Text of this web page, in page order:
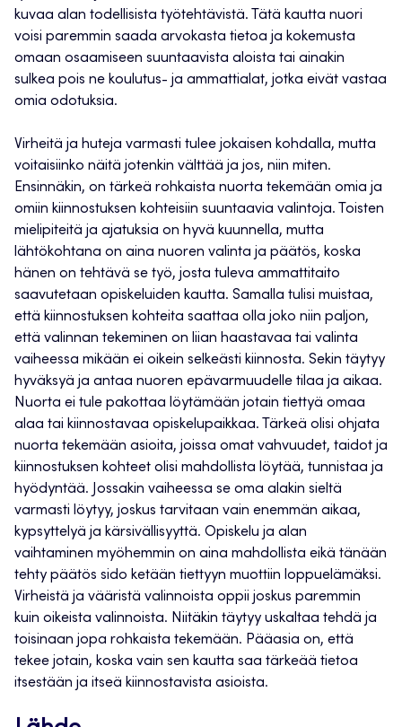
kuvaa alan todellisista työtehtävistä. Tätä kautta nuori
voisi paremmin saada arvokasta tietoa ja kokemusta
omaan osaamiseen suuntaavista aloista tai ainakin
sulkea pois ne koulutus- ja ammattialat, jotka eivät vastaa
omia odotuksia.
Virheitä ja huteja varmasti tulee jokaisen kohdalla, mutta
voitaisiinko näitä jotenkin välttää ja jos, niin miten.
Ensinnäkin, on tärkeä rohkaista nuorta tekemään omia ja
omiin kiinnostuksen kohteisiin suuntaavia valintoja. Toisten
mielipiteitä ja ajatuksia on hyvä kuunnella, mutta
lähtökohtana on aina nuoren valinta ja päätös, koska
hänen on tehtävä se työ, josta tuleva ammattitaito
saavutetaan opiskeluiden kautta. Samalla tulisi muistaa,
että kiinnostuksen kohteita saattaa olla joko niin paljon,
että valinnan tekeminen on liian haastavaa tai valinta
vaiheessa mikään ei oikein selkeästi kiinnosta. Sekin täytyy
hyväksyä ja antaa nuoren epävarmuudelle tilaa ja aikaa.
Nuorta ei tule pakottaa löytämään jotain tiettyä omaa
alaa tai kiinnostavaa opiskelupaikkaa. Tärkeä olisi ohjata
nuorta tekemään asioita, joissa omat vahvuudet, taidot ja
kiinnostuksen kohteet olisi mahdollista löytää, tunnistaa ja
hyödyntää. Jossakin vaiheessa se oma alakin sieltä
varmasti löytyy, joskus tarvitaan vain enemmän aikaa,
kypsyttelyä ja kärsivällisyyttä. Opiskelu ja alan
vaihtaminen myöhemmin on aina mahdollista eikä tänään
tehty päätös sido ketään tiettyyn muottiin loppuelämäksi.
Virheistä ja vääristä valinnoista oppii joskus paremmin
kuin oikeista valinnoista. Niitäkin täytyy uskaltaa tehdä ja
toisinaan jopa rohkaista tekemään. Pääasia on, että
tekee jotain, koska vain sen kautta saa tärkeää tietoa
itsestään ja itseä kiinnostavista asioista.